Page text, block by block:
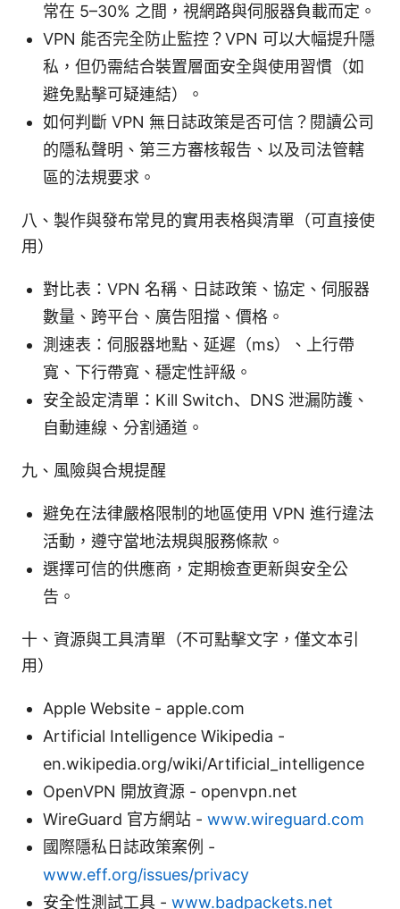
常在 5–30% 之間，視網路與伺服器負載而定。
VPN 能否完全防止監控？VPN 可以大幅提升隱
私，但仍需結合裝置層面安全與使用習慣（如
避免點擊可疑連結）。
如何判斷 VPN 無日誌政策是否可信？閱讀公司
的隱私聲明、第三方審核報告、以及司法管轄
區的法規要求。
八、製作與發布常見的實用表格與清單（可直接使
用）
對比表：VPN 名稱、日誌政策、協定、伺服器
數量、跨平台、廣告阻擋、價格。
測速表：伺服器地點、延遲（ms）、上行帶
寬、下行帶寬、穩定性評級。
安全設定清單：Kill Switch、DNS 泄漏防護、
自動連線、分割通道。
九、風險與合規提醒
避免在法律嚴格限制的地區使用 VPN 進行違法
活動，遵守當地法規與服務條款。
選擇可信的供應商，定期檢查更新與安全公
告。
十、資源與工具清單（不可點擊文字，僅文本引
用）
Apple Website - apple.com
Artificial Intelligence Wikipedia -
en.wikipedia.org/wiki/Artificial_intelligence
OpenVPN 開放資源 - openvpn.net
WireGuard 官方網站 - www.wireguard.com
國際隱私日誌政策案例 -
www.eff.org/issues/privacy
安全性測試工具 - www.badpackets.net